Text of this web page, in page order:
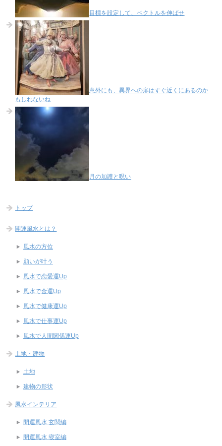
目標を設定して、ベクトルを伸ばせ
意外にも、異界への扉はすぐ近くにあるのか
もしれないね
月の加護と呪い
トップ
開運風水とは？
風水の方位
願いが叶う
風水で恋愛運Up
風水で金運Up
風水で健康運Up
風水で仕事運Up
風水で人間関係運Up
土地・建物
土地
建物の形状
風水インテリア
開運風水 玄関編
開運風水 寝室編